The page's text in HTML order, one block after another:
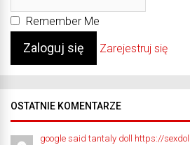
Remember Me
Zarejestruj się
OSTATNIE KOMENTARZE
google said tantaly doll https://